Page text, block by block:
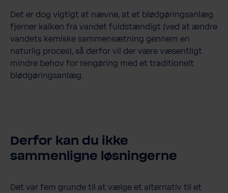
Det er dog vigtigt at nævne, at et blødgøringsanlæg
fjerner kalken fra vandet fuldstændigt (ved at ændre
vandets kemiske sammensætning gennem en
naturlig proces), så derfor vil der være væsentligt
mindre behov for rengøring med et traditionelt
blødgøringsanlæg.
Derfor kan du ikke
sammenligne løsningerne
Det var fem grunde til at vælge et alternativ til et